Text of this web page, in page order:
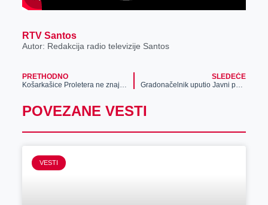
RTV Santos
Autor: Redakcija radio televizije Santos
PRETHODNO
Košarkašice Proletera ne znaju za poraz
SLEDEĆE
Gradonačelnik uputio Javni poziv za ostvarivanje prava na finansijsku podršku za lečenje maloletne dece sa prebivalištem na teritoriji našeg grada
POVEZANE VESTI
VESTI